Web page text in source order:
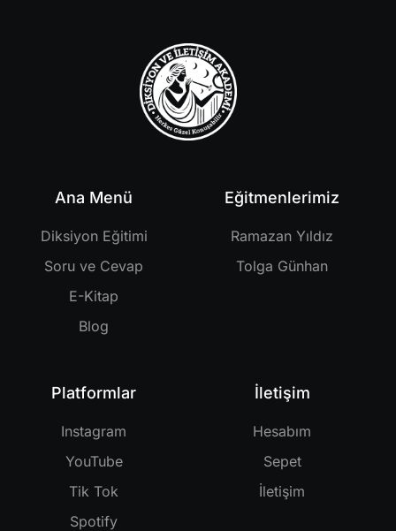
Ana Menü
Diksiyon Eğitimi
Soru ve Cevap
E-Kitap
Blog
Eğitmenlerimiz
Ramazan Yıldız
Tolga Günhan
Platformlar
Instagram
YouTube
Tik Tok
Spotify
İletişim
Hesabım
Sepet
İletişim